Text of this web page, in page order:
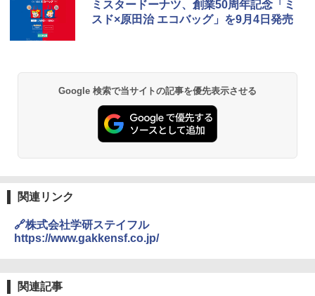
￥2,695
A09 地球の歩き方 イタリア 2026～2027 地
球の歩き方A ヨーロッパ
￥2,479
プテント 傘みたいに広げて畳める パッとサ
ッとサンシェード キューブ フルクローズ メ
￥6,830
PYKES PEAK (パイクスピーク) 着替えテン
ト プライバシー テント 【中が透けない】 1
人用 折りたたみ 防災グッズ 災害用トイレ ビ
易 トイレテント (グレー)
ENDLESS BASE 《めざましテレビで紹介》
テント ワンタッチ RENEW 幅200 2-3人用 43
ラソル ガーデン サイトシート付 折りたたみ
防水 UVカット 4段階高さ調整 軽量 収納袋付
【日本企業販売】超強力クマ対策スプレー 30
0ml（連続噴射30秒）110ml（連続噴射15
秒）射程5～10m 安全ロック搭載 携帯収納袋
関の購入実績 登山・キャンプ・アウトドア・
ミスタードーナツ、創業50周年記念「ミ
スド×原田治 エコバッグ」を9月4日発売
Google 検索で当サイトの記事を優先表示させる
関連リンク
🔗株式会社学研ステイフル
https://www.gakkensf.co.jp/
関連記事